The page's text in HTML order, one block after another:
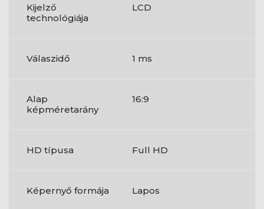
Kijelző
technológiája
LCD
Válaszidő 1 ms
Alap
képméretarány
16:9
HD típusa Full HD
Képernyő formája Lapos